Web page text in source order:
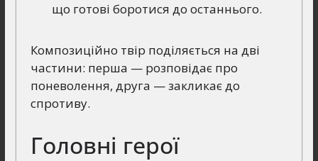
що готові боротися до останнього.
Композиційно твір поділяється на дві
частини: перша — розповідає про
поневолення, друга — закликає до
спротиву.
Головні герої